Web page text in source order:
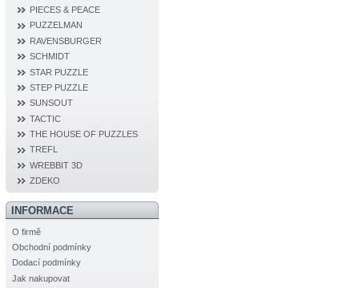
PIECES & PEACE
PUZZELMAN
RAVENSBURGER
SCHMIDT
STAR PUZZLE
STEP PUZZLE
SUNSOUT
TACTIC
THE HOUSE OF PUZZLES
TREFL
WREBBIT 3D
ZDEKO
INFORMACE
O firmě
Obchodní podmínky
Dodací podmínky
Jak nakupovat